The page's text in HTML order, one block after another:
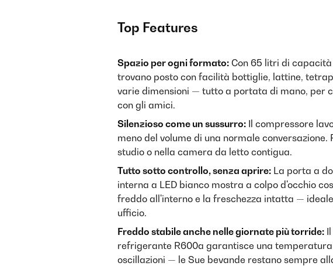
Top Features
Spazio per ogni formato: Con 65 litri di
trovano posto con facilità bottiglie, lattine,
varie dimensioni — tutto a portata di mano, per
con gli amici.
Silenzioso come un sussurro: Il compressore
meno del volume di una normale
studio o nella camera da letto contigua.
Tutto sotto controllo, senza aprire: La porta a
interna a LED bianco mostra a colpo d'occhio
freddo all'interno e la freschezza intatta —
ufficio.
Freddo stabile anche nelle giornate più torride:
refrigerante R600a garantisce una temperatura
oscillazioni — le Sue bevande restano sempre